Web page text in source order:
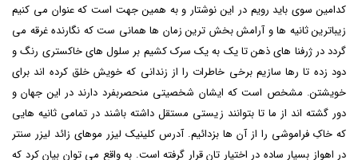
کدامین سوی باید رویم در این نوشتار و به همین جهت است که عنوان می کنیم
زیباترین ثانیه ها و آرامش بخش ترین زمان ها همانی ست که نگارنده غرقه می
گردد در ژرفنا های ذهن تا یک به یک سرک کشیم بر سلول های خاکستری رنگ و
دود زده تا رها سازیم برخی خاطرات را از زندانی که خویش خلق کرده اند برای
خویشتن. مشخص است که ایشان شخصیتی منحصربفرد دارند در این جهان و
دور گشته اند از ما تا بتوانند زیستی مستقل داشته باشند در تمامی ثانیه هایی
که خاکِ فراموشی را از آن ها بزدائیم. آدرس کلینیک لیزر موهای زائد لیزر سنتر
در اهواز بسیار ساده در اختیار تان قرار گرفته است. به واقع می توان بیان کرد که